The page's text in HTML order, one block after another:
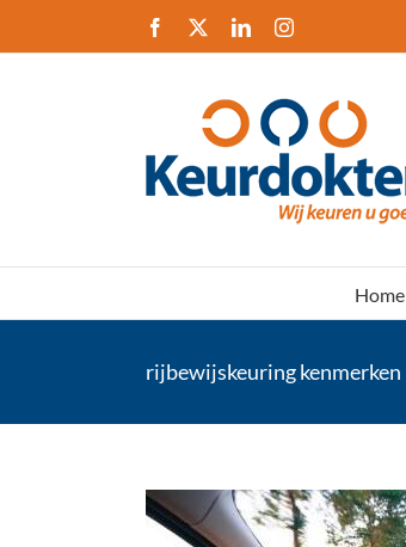
inhoud
Facebook LinkedInInstagram
Home
rijbewijskeuring kenmerken